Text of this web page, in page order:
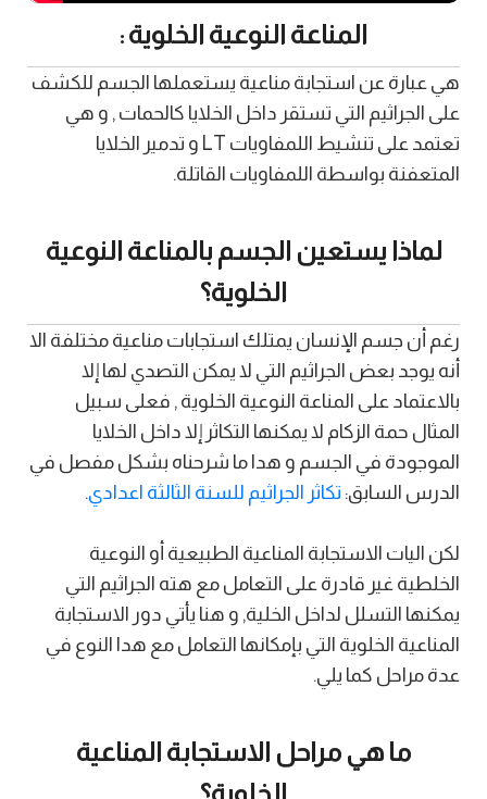
المناعة النوعية الخلوية :
هي عبارة عن استجابة مناعية يستعملها الجسم للكشف
على الجراثيم التي تستقر داخل الخلايا كالحمات , و هي
تعتمد على تنشيط اللمفاويات LT و تدمير الخلايا
المتعفنة بواسطة اللمفاويات القاتلة.
لماذا يستعين الجسم بالمناعة النوعية
الخلوية؟
رغم أن جسم الإنسان يمتلك استجابات مناعية مختلفة الا
أنه يوجد بعض الجراثيم التي لا يمكن التصدي لها إلا
بالاعتماد على المناعة النوعية الخلوية , فعلى سبيل
المثال حمة الزكام لا يمكنها التكاثر إلا داخل الخلايا
الموجودة في الجسم و هدا ما شرحناه بشكل مفصل في
الدرس السابق: تكاثر الجراثيم للسنة الثالثة اعدادي.
لكن اليات الاستجابة المناعية الطبيعية أو النوعية
الخلطية غير قادرة على التعامل مع هته الجراثيم التي
يمكنها التسلل لداخل الخلية, و هنا يأتي دور الاستجابة
المناعية الخلوية التي بإمكانها التعامل مع هدا النوع في
عدة مراحل كما يلي.
ما هي مراحل الاستجابة المناعية
الخلوية؟